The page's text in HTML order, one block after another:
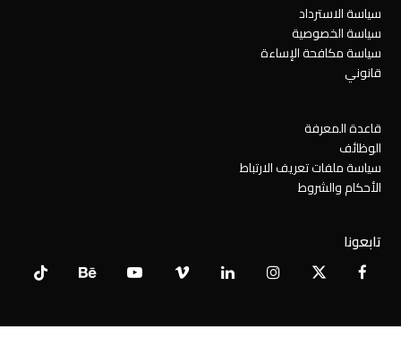
سياسة الاسترداد
سياسة الخصوصية
سياسة مكافحة الإساءة
قانوني
قاعدة المعرفة
الوظائف
سياسة ملفات تعريف الارتباط
الأحكام والشروط
تابعونا
Facebook
X
Instagram
LinkedIn
Vimeo
YouTube
Behance
Tiktok